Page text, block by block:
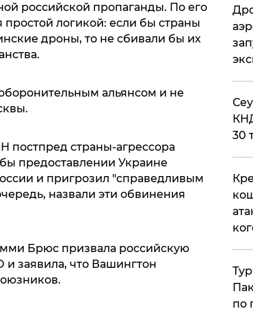
российской пропаганды. По его
логикой: если бы страны
дроны, то не сбивали бы их
альянсом и не
постпред страны-агрессора
предоставлении Украине
и пригрозил "справедливым
назвали эти обвинения
Брюс призвала российскую
и заявила, что Вашингтон
30
по